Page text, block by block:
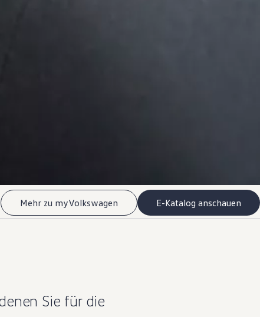
Mehr zu myVolkswagen E-Katalog anschauen
Sie für die